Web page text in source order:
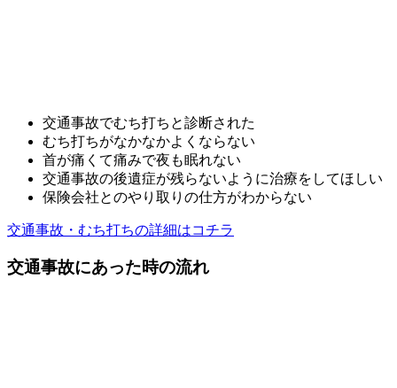
交通事故でむち打ちと診断された
むち打ちがなかなかよくならない
首が痛くて痛みで夜も眠れない
交通事故の後遺症が残らないように治療をしてほしい
保険会社とのやり取りの仕方がわからない
交通事故・むち打ちの詳細はコチラ
交通事故にあった時の流れ